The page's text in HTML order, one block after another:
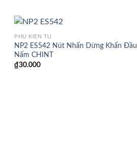
PHỤ KIỆN TỦ
NP2 ES542 Nút Nhấn Dừng Khẩn Đầu
Nấm CHINT
₫30.000